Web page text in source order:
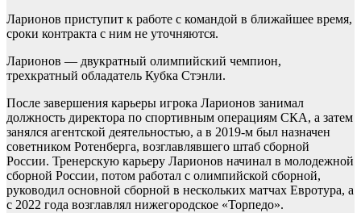
Ларионов приступит к работе с командой в ближайшее время,
сроки контракта с ним не уточняются.
Ларионов — двукратный олимпийский чемпион,
трехкратный обладатель Кубка Стэнли.
После завершения карьеры игрока Ларионов занимал
должность директора по спортивным операциям СКА, а затем
занялся агентской деятельностью, а в 2019-м был назначен
советником Ротенберга, возглавлявшего штаб сборной
России. Тренерскую карьеру Ларионов начинал в молодежной
сборной России, потом работал с олимпийской сборной,
руководил основной сборной в нескольких матчах Евротура, а
с 2022 года возглавлял нижегородское «Торпедо».